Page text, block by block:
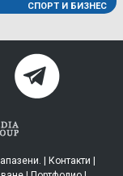
СПОРТ И БИЗНЕС
| Контакти